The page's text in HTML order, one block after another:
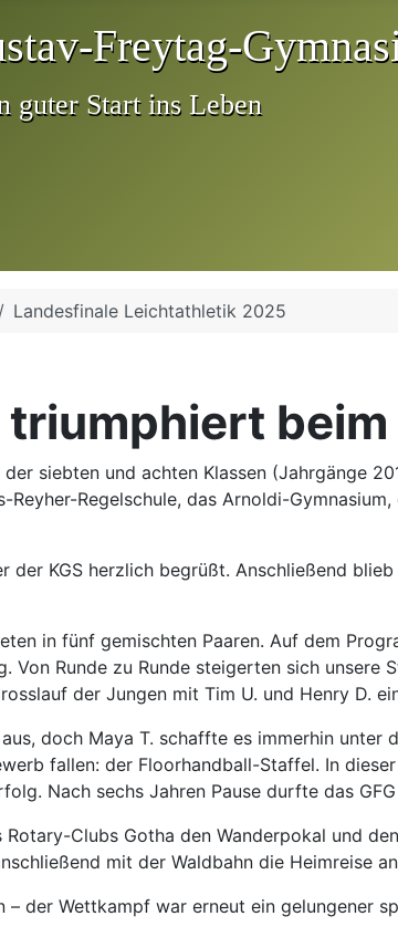
Landesfinale Leichtathletik 2025
triumphiert
siebten und achten Klassen (Jahrgänge
Regelschule, das Arnoldi-
KGS herzlich begrüßt. Anschließend
in fünf gemischten Paaren. Auf dem
Runde zu Runde steigerten sich
der Jungen mit Tim U. und Henry D.
doch Maya T. schaffte es immerhin
fallen: der Floorhandball-Staffel. In
Nach sechs Jahren Pause durfte das
Clubs Gotha den Wanderpokal und
mit der Waldbahn die Heimreise
der Wettkampf war erneut ein gelungener